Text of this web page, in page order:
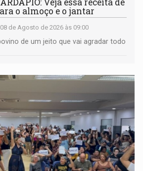
o almoço e o jantar
08 de Agosto de 2026 às 09:00
de um jeito que vai agradar todo